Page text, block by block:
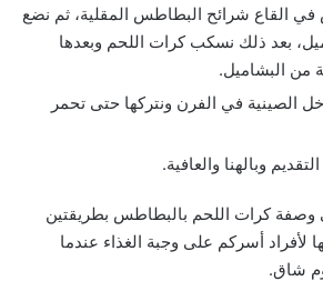
القاع شرائح البطاطس المقلية، ثم نضع
بعد ذلك نسكب كرات اللحم وبعدها
من البشاميل.
الصينية في الفرن ونتركها حتى تحمر
وبالهنا والعافية.
وصفة كرات اللحم بالبطاطس بطريقتين
لأفراد أسركم على وجبة الغذاء عندما
شاق.